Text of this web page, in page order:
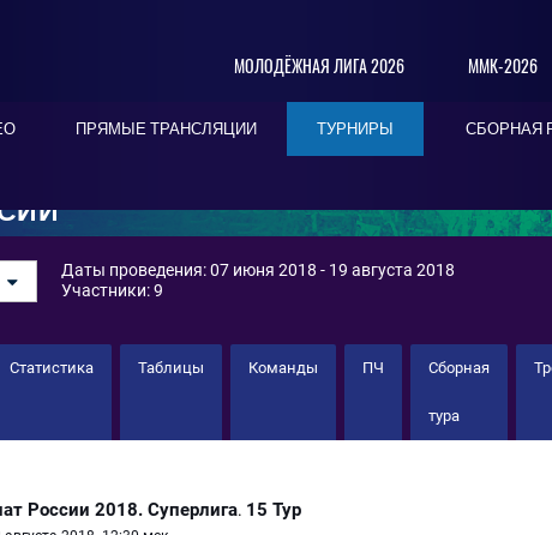
МОЛОДЁЖНАЯ ЛИГА 2026 ММК-2026
ПРЯМЫЕ ТРАНСЛЯЦИИ ТУРНИРЫ СБОРНАЯ
Даты проведения: 07 июня 2018 - 19 августа 2018
Участники: 9
Статистика Таблицы Команды ПЧ Сборная
тура
России 2018. Суперлига. 15 Тур